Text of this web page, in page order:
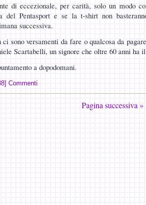
di eccezionale, per carità, solo un modo
del Pentasport e se la t-shirt non
successiva.
ci sono versamenti da fare o qualcosa da
Scartabelli, un signore che oltre 60 anni ha
a dopodomani.
Commenti
Pagina successiva »